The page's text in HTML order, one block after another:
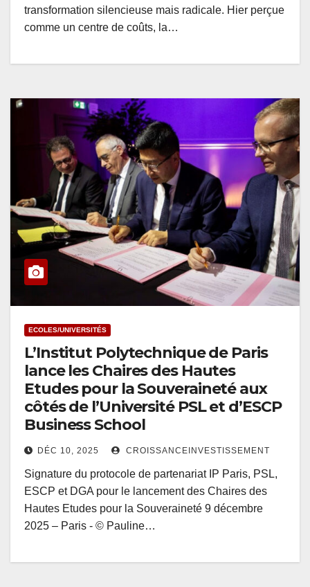
transformation silencieuse mais radicale. Hier perçue
comme un centre de coûts, la…
ECOLES/UNIVERSITÉS
L’Institut Polytechnique de Paris
lance les Chaires des Hautes
Etudes pour la Souveraineté aux
côtés de l’Université PSL et d’ESCP
Business School
DÉC 10, 2025 CROISSANCEINVESTISSEMENT
Signature du protocole de partenariat IP Paris, PSL,
ESCP et DGA pour le lancement des Chaires des
Hautes Etudes pour la Souveraineté 9 décembre
2025 – Paris - © Pauline…